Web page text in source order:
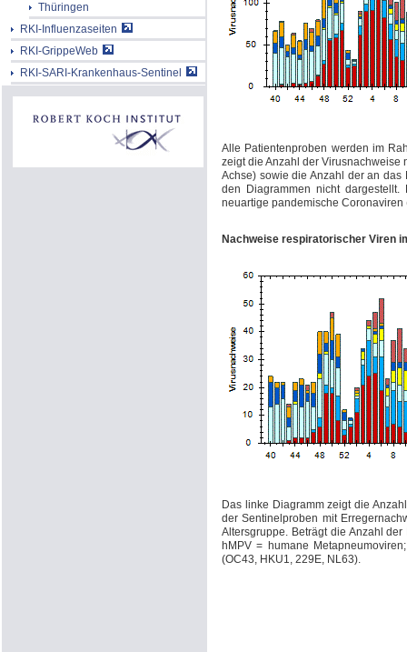
Thüringen
RKI-Influenzaseiten
RKI-GrippeWeb
RKI-SARI-Krankenhaus-Sentinel
Alle Patientenproben werden im
zeigt die Anzahl der Virusnachweise
Achse) sowie die Anzahl der an
den Diagrammen nicht dargestellt.
neuartige pandemische
Nachweise respiratorischer Viren
Das linke Diagramm zeigt die
der Sentinelproben mit
Altersgruppe. Beträgt die Anzahl
hMPV = humane
(OC43, HKU1, 229E, NL63).